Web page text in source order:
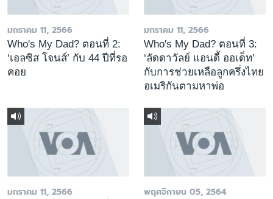
มกราคม 11, 2566
Who's My Dad? ตอนที่ 2:
‘เอลซิส โจนส์’ กับ 44 ปีที่รอ
คอย
มกราคม 11, 2566
Who's My Dad? ตอนที่ 3:
‘ลัดดาวัลย์ แอนดี้ ออเด็ท’
กับการช่วยเหลือลูกครึ่งไทย
อเมริกันตามหาพ่อ
มกราคม 11, 2566 พฤศจิกายน 05, 2564